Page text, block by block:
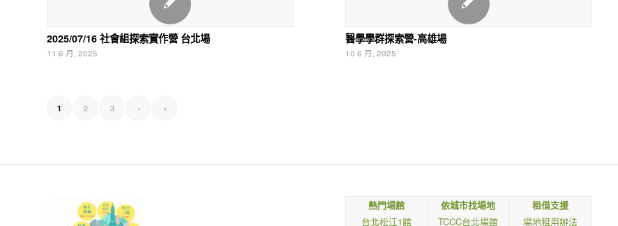
2025/07/16 社會組探索實作營 台北場
11 6 月, 2025
醫學學群探索營-高雄場
10 6 月, 2025
1 2 3 › »
熱門場館
台北松江1館
依城市找場地
TCCC台北場館
租借支援
場地租用辦法